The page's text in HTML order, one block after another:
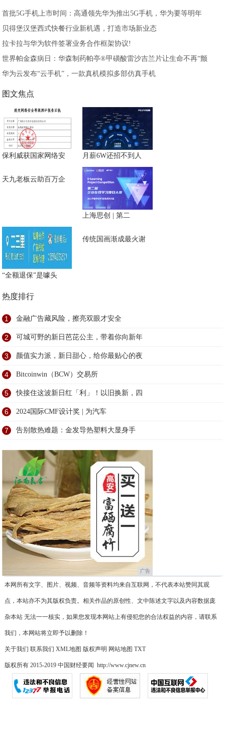
首批5G手机上市时间：高通领先华为推出5G手机，华为要等明年
贝得堡汉堡西式快餐行业新机遇，打造市场新业态
拉卡拉与华为软件签署业务合作框架协议!
世界帕金森病日：华森制药帕亭®甲磺酸雷沙吉兰片让生命不再“颤
华为云发布“云手机”，一款真机模拟多部仿真手机
图文焦点
保利威获国家网络安 月薪6W还招不到人
天九老板云助百万企
上海思创 | 第二
“全额退保”是噱头
传统国画渐成最火谢
热度排行
1 金融广告藏风险，擦亮双眼才安全
2 可城可野的新日芭芘公主，带着你向新年
3 颜值实力派，新日甜心，给你最贴心的夜
4 Bitcoinwin（BCW）交易所
5 快接住这波新日红「利」！以旧换新，四
6 2024国际CMF设计奖 | 为汽车
7 告别散热难题：金发导热塑料大显身手
广告
本网所有文字、图片、视频、音频等资料均来自互联网，不代表本站赞同其观
点，本站亦不为其版权负责。相关作品的原创性、文中陈述文字以及内容数据庞
杂本站 无法一一核实，如果您发现本网站上有侵犯您的合法权益的内容，请联系
我们，本网站将立即予以删除！
关于我们 联系我们 XML地图 版权声明 网站地图 TXT
版权所有 2015-2019 中国财经要闻 http://www.cjnew.cn